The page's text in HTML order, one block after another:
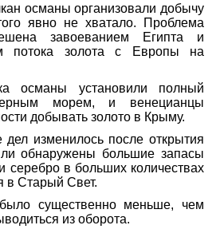
османы организовали добычу
явно не хватало. Проблема
завоеванием Египта и
потока золота с Европы на
османы установили полный
морем, и венецианцы
добывать золото в Крыму.
изменилось после открытия
обнаружены большие запасы
серебро в больших количествах
в Старый Свет.
было существенно меньше, чем
из оборота.